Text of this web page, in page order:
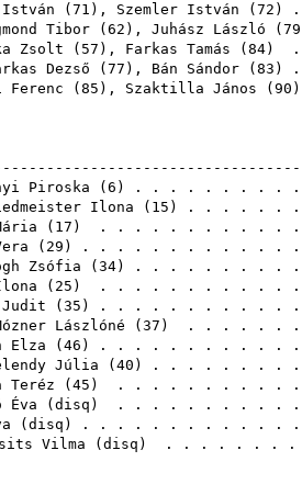
( 71 ), Szemler István ( 72 ) .
Tibor ( 62 ), Juhász László ( 79
Zsolt ( 57 ), Farkas Tamás ( 84) .
Dezső ( 77 ), Bán Sándor ( 83 ) .
Ferenc ( 85 ), Szaktilla János ( 90
Piroska ( 6 ) . . . . . . . . . .
Ilona ( 15 ) . . . . . . .
( 17 ) . . . . . . . . . . . . .
( 29 ) . . . . . . . . . . . . .
Zsófia ( 34) . . . . . . . . . .
( 25 ) . . . . . . . . . . . . .
( 35 ) . . . . . . . . . . . .
Lászlóné ( 37 ) . . . . . . .
Elza ( 46 ) . . . . . . . . . . . .
Júlia ( 40 ) . . . . . . . . .
Teréz ( 45 ) . . . . . . . . . . . .
Éva ( disq ) . . . . . . . . . . . .
( disq ) . . . . . . . . . . . . .
Vilma ( disq ) . . . . . . . .